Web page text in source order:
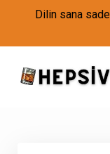
Dilin sana